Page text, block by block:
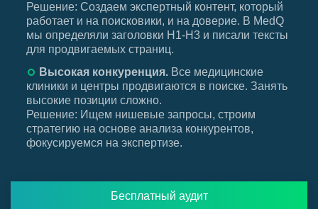
Решение: Создаем экспертный контент, который
работает и на поисковики, и на доверие. В MedQ
мы определяли заголовки H1-H3 и писали тексты
для продвигаемых страниц.
Высокая конкуренция. Все медицинские
клиники и центры продвигаются в поиске. Занять
высокие позиции сложно.
Решение: Ищем нишевые запросы, строим
стратегию на основе анализа конкурентов,
фокусируемся на экспертизе.
Бесплатный аудит